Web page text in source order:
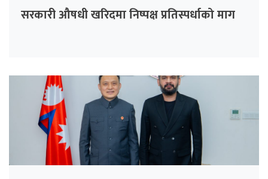
सरकारी औषधी खरिदमा निष्पक्ष प्रतिस्पर्धाको माग